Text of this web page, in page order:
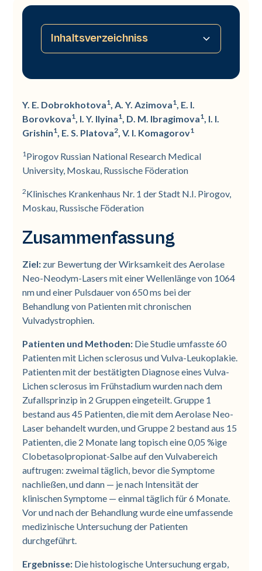
Y. E. Dobrokhotova1, A. Y. Azimova1, E. I.
Borovkova1, I. Y. Ilyina1, D. M. Ibragimova1, I. I.
Grishin1, E. S. Platova2, V. I. Komagorov1
1 Pirogov Russian National Research Medical
University, Moskau, Russische Föderation
2Klinisches Krankenhaus Nr. 1 der Stadt N.I. Pirogov,
Moskau, Russische Föderation
Zusammenfassung
Ziel: zur Bewertung der Wirksamkeit des Aerolase
Neo-Neodym-Lasers mit einer Wellenlänge von 1064
nm und einer Pulsdauer von 650 ms bei der
Behandlung von Patienten mit chronischen
Vulvadystrophien.
Patienten und Methoden: Die Studie umfasste 60
Patienten mit Lichen sclerosus und Vulva-Leukoplakie.
Patienten mit der bestätigten Diagnose eines Vulva-
Lichen sclerosus im Frühstadium wurden nach dem
Zufallsprinzip in 2 Gruppen eingeteilt. Gruppe 1
bestand aus 45 Patienten, die mit dem Aerolase Neo-
Laser behandelt wurden, und Gruppe 2 bestand aus 15
Patienten, die 2 Monate lang topisch eine 0,05 %ige
Clobetasolpropionat-Salbe auf den Vulvabereich
auftrugen: zweimal täglich, bevor die Symptome
nachließen, und dann — je nach Intensität der
klinischen Symptome — einmal täglich für 6 Monate.
Vor und nach der Behandlung wurde eine umfassende
medizinische Untersuchung der Patienten
durchgeführt.
Ergebnisse: Die histologische Untersuchung ergab,
Inhaltsverzeichniss